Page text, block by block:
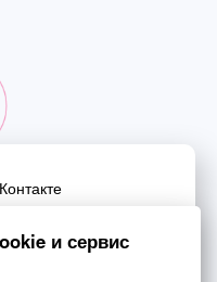
Telegramи сервис